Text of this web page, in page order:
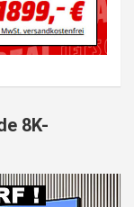
8K-